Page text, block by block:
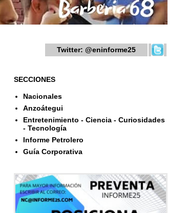
Twitter: @eninforme25
SECCIONES
Nacionales
Anzoátegui
Entretenimiento - Ciencia - Curiosidades
- Tecnología
Informe Petrolero
Guía Corporativa